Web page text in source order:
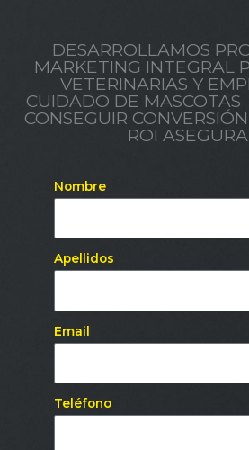
DESARROLLAMOS
MARKETING INTEGRAL
VETERINARIAS Y
CUIDADO DE
CONSEGUIR
ROI
Nombre
Apellidos
Email
Teléfono